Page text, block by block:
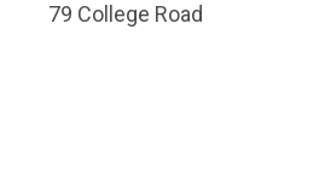
79 College Road